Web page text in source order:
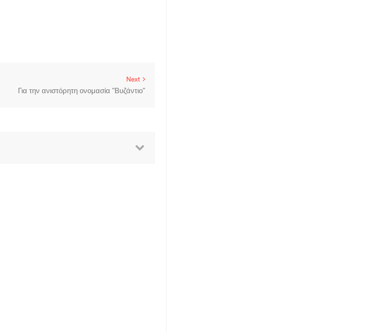
Next
Για την ανιστόρητη ονομασία "Βυζάντιο"